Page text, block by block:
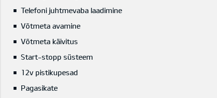
Telefoni juhtmevaba laadimine
Võtmeta avamine
Võtmeta käivitus
Start-stopp süsteem
12v pistikupesad
Pagasikate